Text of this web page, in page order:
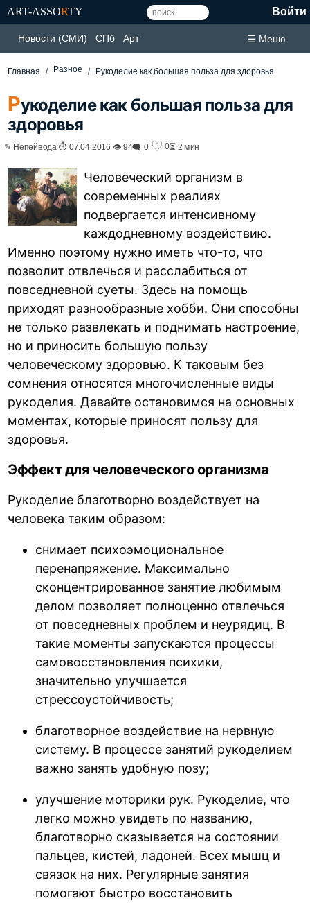
ART-ASSORTY Войти
Новости (СМИ) СПб Арт ☰ Меню
Главная Разное Рукоделие как большая польза для здоровья
Рукоделие как большая польза для
здоровья
✎ Непейвода ⏱ 07.04.2016 👁 94🗨 0 ♡ 0⏳ 2 мин
Человеческий организм в
современных реалиях
подвергается интенсивному
каждодневному воздействию.
Именно поэтому нужно иметь что-то, что
позволит отвлечься и расслабиться от
повседневной суеты. Здесь на помощь
приходят разнообразные хобби. Они способны
не только развлекать и поднимать настроение,
но и приносить большую пользу
человеческому здоровью. К таковым без
сомнения относятся многочисленные виды
рукоделия. Давайте остановимся на основных
моментах, которые приносят пользу для
здоровья.
Эффект для человеческого организма
Рукоделие благотворно воздействует на
человека таким образом:
снимает психоэмоциональное
перенапряжение. Максимально
сконцентрированное занятие любимым
делом позволяет полноценно отвлечься
от повседневных проблем и неурядиц. В
такие моменты запускаются процессы
самовосстановления психики,
значительно улучшается
стрессоустойчивость;
благотворное воздействие на нервную
систему. В процессе занятий рукоделием
важно занять удобную позу;
улучшение моторики рук. Рукоделие, что
легко можно увидеть по названию,
благотворно сказывается на состоянии
пальцев, кистей, ладоней. Всех мышц и
связок на них. Регулярные занятия
помогают быстро восстановить